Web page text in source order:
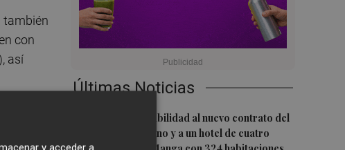
Últimas Noticias
San Javier da viabilidad al nuevo contrato del
transporte urbano y a un hotel de cuatro
también
con
así
y acceder a